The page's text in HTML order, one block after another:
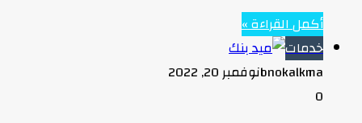
أكمل القراءة »
خدمات
bnokalkmaنوفمبر 20, 2022
0